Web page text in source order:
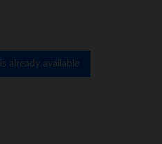
is already available